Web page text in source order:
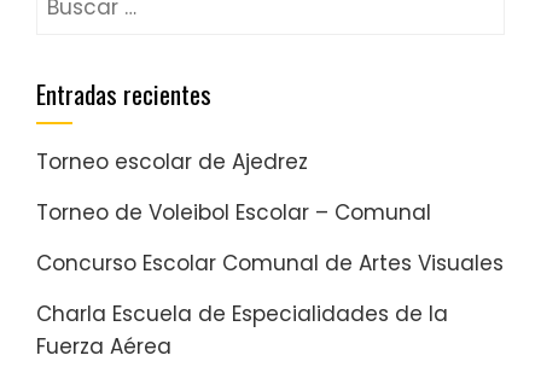
Entradas recientes
Torneo escolar de Ajedrez
Torneo de Voleibol Escolar – Comunal
Concurso Escolar Comunal de Artes Visuales
Charla Escuela de Especialidades de la
Fuerza Aérea